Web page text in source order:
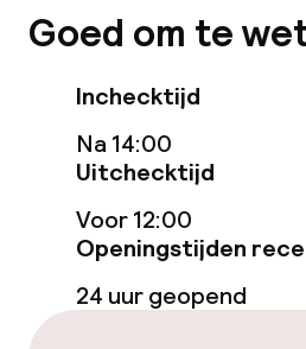
Lift
Aansluitende kamers
Zwemmen & wellness
Fitnessruimte / gym
Goed om te
Inchecktijd
Na 14:00
Uitchecktijd
Voor 12:00
Openingstijden
24 uur geopend